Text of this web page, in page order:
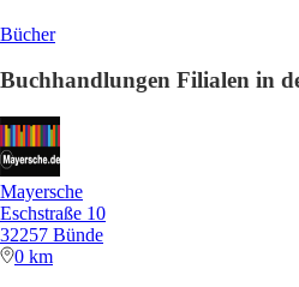
Bücher
Buchhandlungen Filialen in
Mayersche
Eschstraße 10
32257 Bünde
0 km